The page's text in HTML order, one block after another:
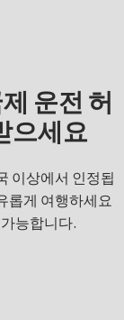
운전 허
으세요
이상에서 인정됩
롭게 여행하세요
능합니다.